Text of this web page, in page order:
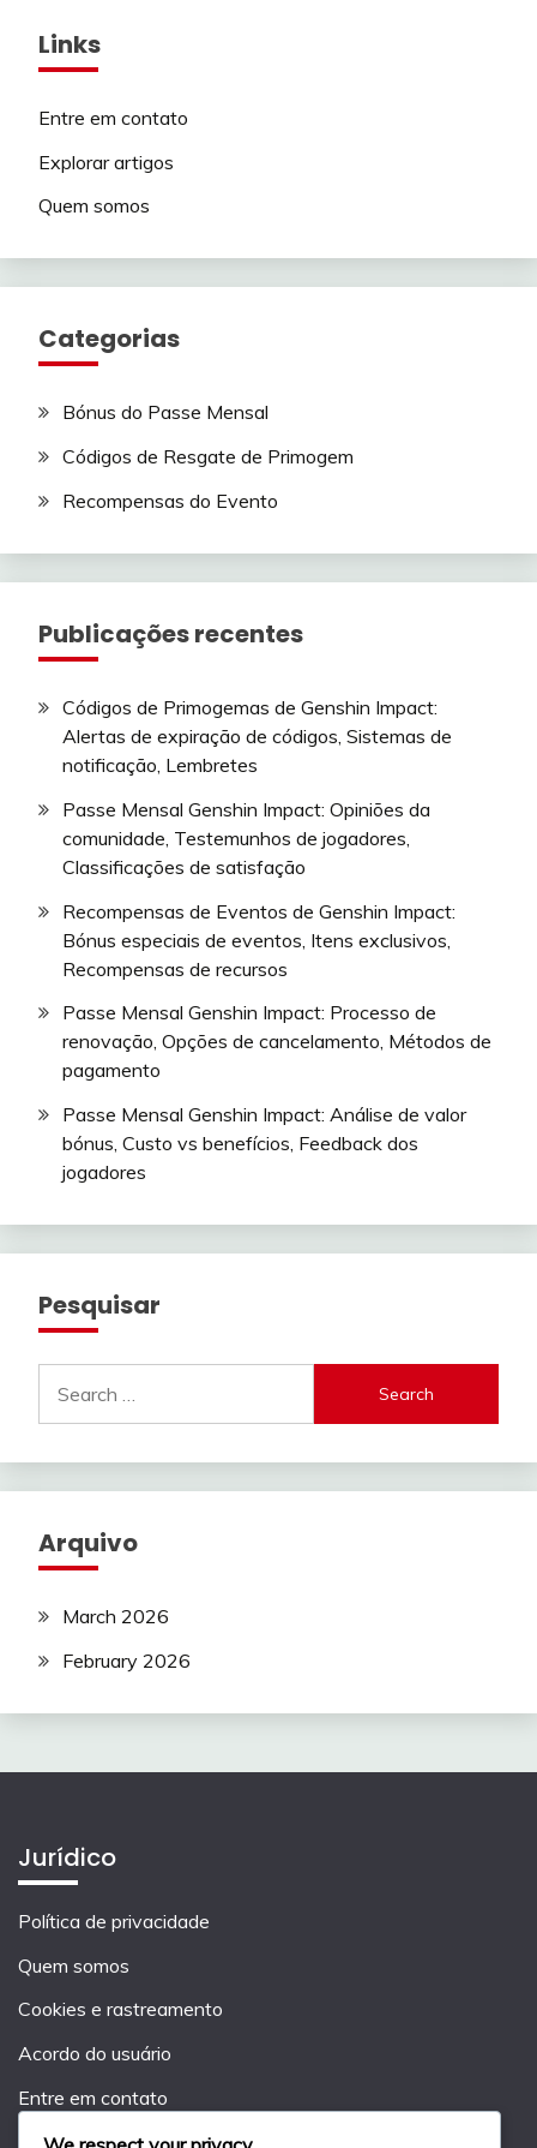
Links
Entre em contato
Explorar artigos
Quem somos
Categorias
Bónus do Passe Mensal
Códigos de Resgate de Primogem
Recompensas do Evento
Publicações recentes
Códigos de Primogemas de Genshin Impact:
Alertas de expiração de códigos, Sistemas de
notificação, Lembretes
Passe Mensal Genshin Impact: Opiniões da
comunidade, Testemunhos de jogadores,
Classificações de satisfação
Recompensas de Eventos de Genshin Impact:
Bónus especiais de eventos, Itens exclusivos,
Recompensas de recursos
Passe Mensal Genshin Impact: Processo de
renovação, Opções de cancelamento, Métodos de
pagamento
Passe Mensal Genshin Impact: Análise de valor
bónus, Custo vs benefícios, Feedback dos
jogadores
Pesquisar
for:
Arquivo
March 2026
February 2026
Jurídico
Política de privacidade
Quem somos
Cookies e rastreamento
Acordo do usuário
Entre em contato